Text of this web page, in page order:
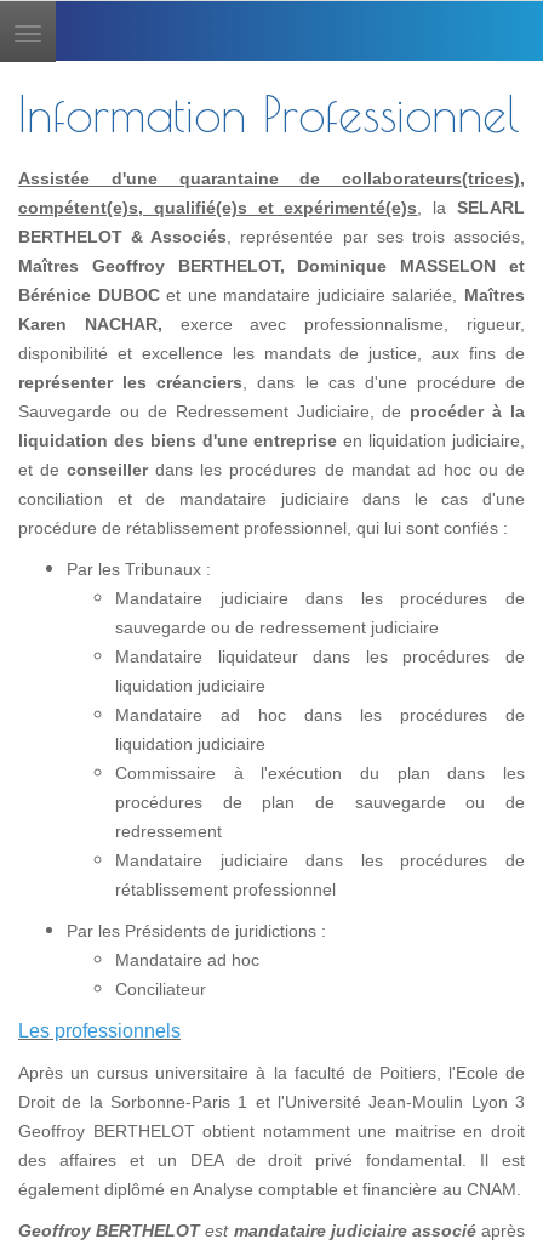
Toggle
navigation
Information Professionnel
Assistée d'une quarantaine de collaborateurs(trices),
compétent(e)s, qualifié(e)s et expérimenté(e)s , laSELARL
BERTHELOT & Associés , représentée par ses trois associés,
Maîtres Geoffroy BERTHELOT, Dominique MASSELON et
Bérénice DUBOCet une mandataire judiciaire salariée, Maîtres
Karen NACHAR, exerce avec professionnalisme, rigueur,
disponibilité et excellence les mandats de justice, aux fins de
représenter les créanciers , dans le cas d'une procédure de
Sauvegarde ou de Redressement Judiciaire, de procéder à la
liquidation des biens d'une entreprise en liquidation judiciaire,
et deconseillerdans les procédures de mandat ad hoc ou de
conciliation et de mandataire judiciaire dans le cas d'une
procédure de rétablissement professionnel, qui lui sont confiés :
Par les Tribunaux :
Mandataire judiciaire dans les procédures de
sauvegarde ou de redressement judiciaire
Mandataire liquidateur dans les procédures de
liquidation judiciaire
Mandataire ad hoc dans les procédures de
liquidation judiciaire
Commissaire à l'exécution du plan dans les
procédures de plan de sauvegarde ou de
redressement
Mandataire judiciaire dans les procédures de
rétablissement professionnel
Par les Présidents de juridictions :
Mandataire ad hoc
Conciliateur
Les professionnels
Après un cursus universitaire à la faculté de Poitiers, l'Ecole de
Droit de la Sorbonne-Paris 1 et l'Université Jean-Moulin Lyon 3
Geoffroy BERTHELOT obtient notamment une maitrise en droit
des affaires et un DEA de droit privé fondamental. Il est
également diplômé en Analyse comptable et financière au CNAM.
Geoffroy BERTHELOTest mandataire judiciaire associéaprès